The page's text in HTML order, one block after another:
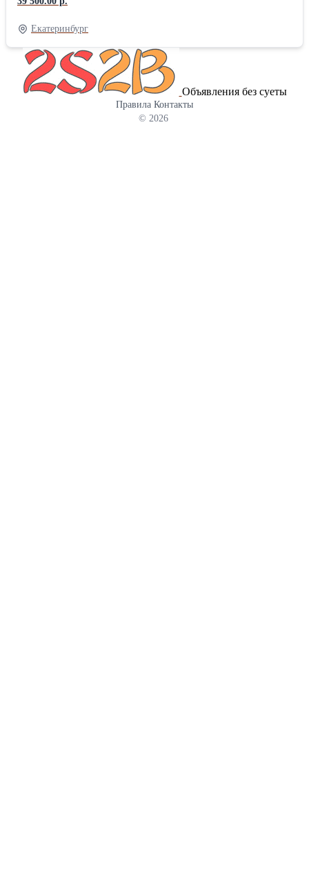
Аппарат ПМКП110 42500р. 5. Аппарат РТ120 освид. 45500р. 6.
Балочка центрирующая 106.00.011 1850р 7. Болт
поддерживающий 106.00.006 265р 8. Замкодержатель 1970р 9.
Замок 3500 р. 10. Клин тягового хомута 2370р 11. Кронштейн
106.00.008 750 р 12. Кронштейн 106.00.009 870р. 13.
Планка106.00.004 (005) 15 р 14. Плита упорная 7450р. 15.
Подвеска маятниковая 950р. 16. Подъемник замка 445р 17. Рычаг
расцепной 2380р 18. Тяговый хомут б\у освид. 23200р 19.
Тяговый хомут нов. 49600р 20. Цепочка расцепного рычага 485р
Екатеринбург
Объявления без суеты
Правила Контакты
© 2026